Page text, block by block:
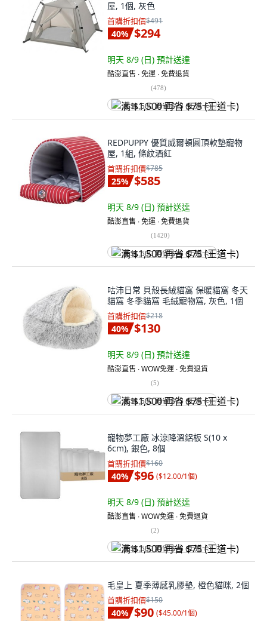
屋, 1個, 灰色
首購折扣價$491
40% $294
明天 8/9 (日) 預計送達
酷澎直售 ∙ 免運 ∙ 免費退貨
(478)
满 $1,500 再省 $75 (王道卡)
REDPUPPY 優質威爾頓圓頂軟墊寵物
屋, 1組, 條紋酒紅
首購折扣價$785
25% $585
明天 8/9 (日) 預計送達
酷澎直售 ∙ 免運 ∙ 免費退貨
(1420)
满 $1,500 再省 $75 (王道卡)
咕沛日常 貝殼長絨貓窩 保暖貓窩 冬天
貓窩 冬季貓窩 毛絨寵物窩, 灰色, 1個
首購折扣價$218
40% $130
明天 8/9 (日) 預計送達
酷澎直售 ∙ WOW免運 ∙ 免費退貨
(5)
满 $1,500 再省 $75 (王道卡)
寵物夢工廠 冰涼降溫鋁板 S(10 x
6cm), 銀色, 8個
首購折扣價$160
40% $96 ($12.00/1個)
明天 8/9 (日) 預計送達
酷澎直售 ∙ WOW免運 ∙ 免費退貨
(2)
满 $1,500 再省 $75 (王道卡)
毛皇上 夏季薄感乳膠墊, 橙色貓咪, 2個
首購折扣價$150
40% $90 ($45.00/1個)